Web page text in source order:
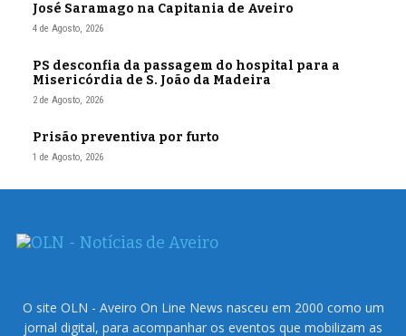
José Saramago na Capitania de Aveiro
4 de Agosto, 2026
PS desconfia da passagem do hospital para a
Misericórdia de S. João da Madeira
2 de Agosto, 2026
Prisão preventiva por furto
1 de Agosto, 2026
O site OLN - Aveiro On Line News nasceu em 2000 como um
jornal digital, para acompanhar os eventos que mobilizam as